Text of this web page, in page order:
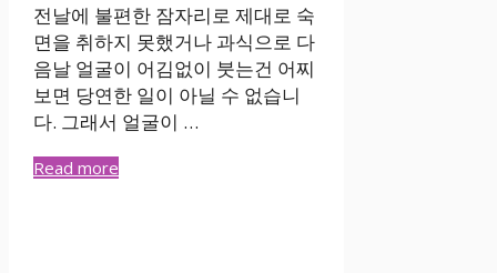
전날에 불편한 잠자리로 제대로 숙
면을 취하지 못했거나 과식으로 다
음날 얼굴이 어김없이 붓는건 어찌
보면 당연한 일이 아닐 수 없습니
다. 그래서 얼굴이 …
Read more